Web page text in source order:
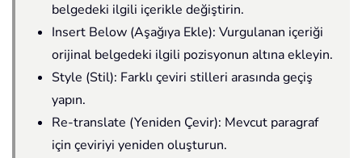
belgedeki ilgili içerikle değiştirin.
Insert Below (Aşağıya Ekle): Vurgulanan içeriği
orijinal belgedeki ilgili pozisyonun altına ekleyin.
Style (Stil): Farklı çeviri stilleri arasında geçiş
yapın.
Re-translate (Yeniden Çevir): Mevcut paragraf
için çeviriyi yeniden oluşturun.